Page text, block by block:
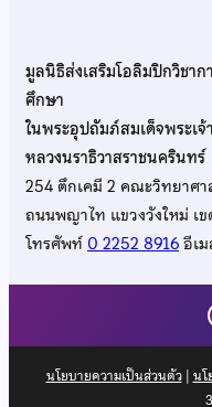
มูลนิธิส่งเสริมโอลิมปิกวิชา
ศึกษา
ในพระอุปถัมภ์สมเด็จพระเ
หลวงนราธิวาสราชนครินทร์
254 ตึกเคมี 2 คณะวิทยาศ
ถนนพญาไท แขวงวังใหม่ เ
โทรศัพท์0 2252 8916อีเ
นโยบายความเป็นส่วนตัว| นโ